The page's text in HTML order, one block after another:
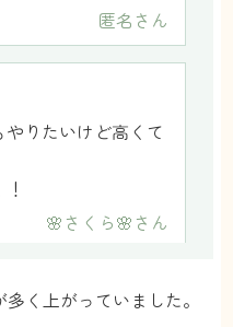
匿名 さん
りたいけど高くて
🌸さくら🌸 さん
く上がっていました。